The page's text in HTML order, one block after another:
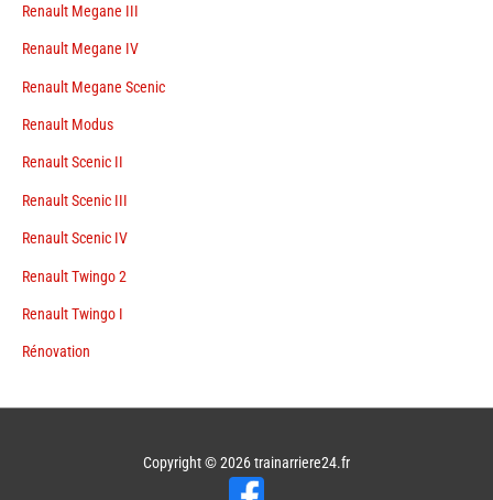
Renault Megane III
Renault Megane IV
Renault Megane Scenic
Renault Modus
Renault Scenic II
Renault Scenic III
Renault Scenic IV
Renault Twingo 2
Renault Twingo I
Rénovation
Copyright © 2026trainarriere24.fr